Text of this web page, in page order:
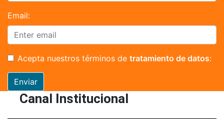
Email:
Acepta nuestros términos de tratamiento de datos:
Enviar
Canal Institucional